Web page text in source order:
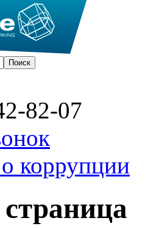
82-07
коррупции